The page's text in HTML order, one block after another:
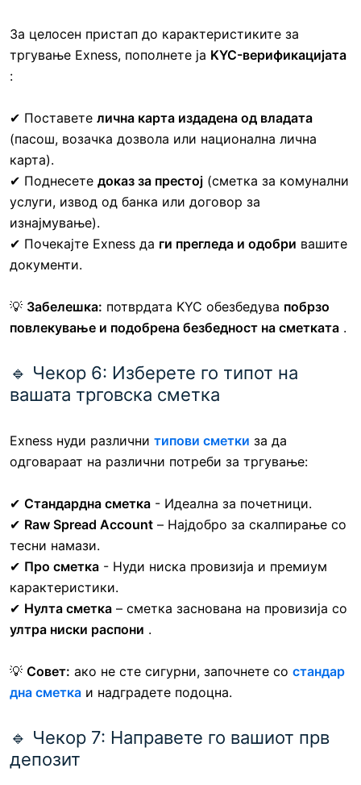
За целосен пристап до карактеристиките за
тргување Exness, пополнете ја KYC-верификацијата
:
✔ Поставете лична карта издадена од владата
(пасош, возачка дозвола или национална лична
карта).
✔ Поднесете доказ за престој (сметка за комунални
услуги, извод од банка или договор за
изнајмување).
✔ Почекајте Exness да ги прегледа и одобри вашите
документи.
💡 Забелешка: потврдата KYC обезбедува побрзо
повлекување и подобрена безбедност на сметката .
🔹 Чекор 6: Изберете го типот на
вашата трговска сметка
Exness нуди различни типови сметки за да
одговараат на различни потреби за тргување:
✔ Стандардна сметка - Идеална за почетници.
✔ Raw Spread Account – Најдобро за скалпирање со
тесни намази.
✔ Про сметка - Нуди ниска провизија и премиум
карактеристики.
✔ Нулта сметка – сметка заснована на провизија со
ултра ниски распони .
💡 Совет: ако не сте сигурни, започнете со стандар
дна сметка и надградете подоцна.
🔹 Чекор 7: Направете го вашиот прв
депозит